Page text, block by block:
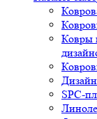
Ковры
SPC-